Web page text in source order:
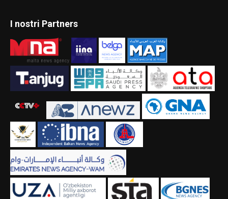
I nostri Partners